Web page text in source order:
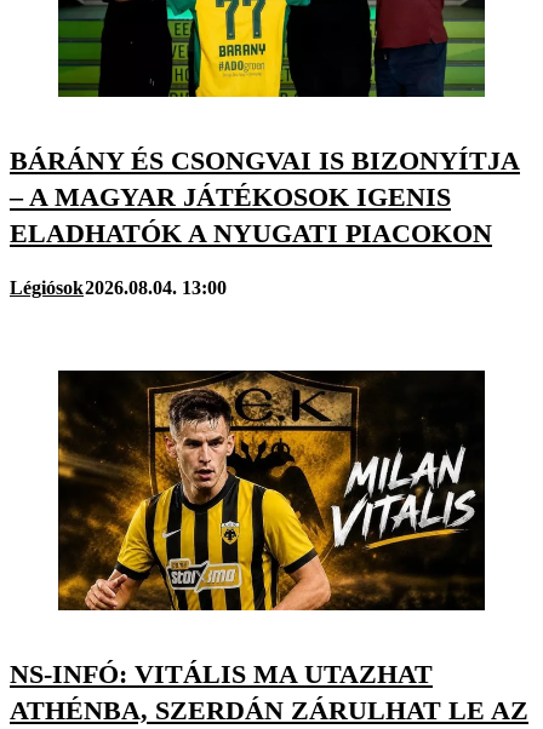
BÁRÁNY ÉS CSONGVAI IS BIZONYÍTJA
– A MAGYAR JÁTÉKOSOK IGENIS
ELADHATÓK A NYUGATI PIACOKON
Légiósok2026.08.04. 13:00
NS-INFÓ: VITÁLIS MA UTAZHAT
ATHÉNBA, SZERDÁN ZÁRULHAT LE AZ